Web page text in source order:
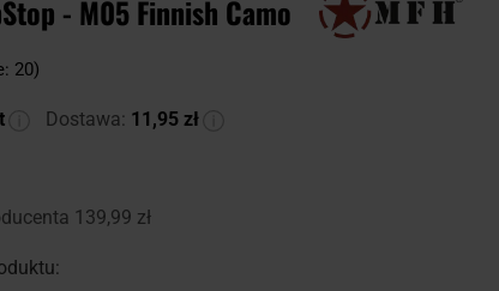
- M05 Finnish Camo
20)
Dostawa: 11,95 zł
139,99 zł